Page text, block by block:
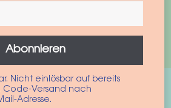
hondenboom –
hond?
Abonnieren
Nicht einlösbar auf bereits
Code-Versand nach
Adresse.